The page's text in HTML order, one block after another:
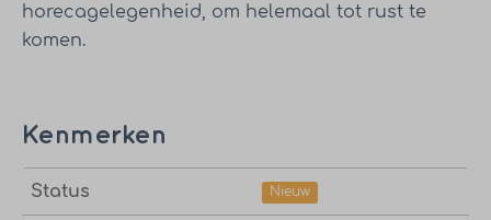
horecagelegenheid, om helemaal tot rust te
komen.
Kenmerken
Status Nieuw